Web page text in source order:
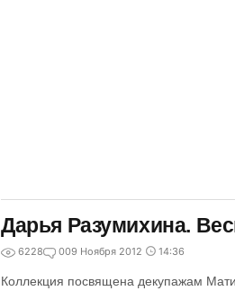
Дарья Разумихина.
6228 009 Ноября 2012 14:36
Коллекция посвящена декупажам